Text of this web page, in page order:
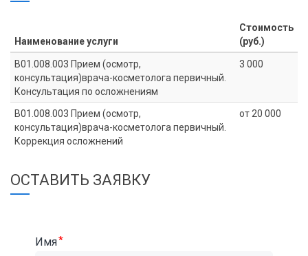
Наименование услуги
Стоимость
(руб.)
В01.008.003 Прием (осмотр,
консультация)врача-косметолога первичный.
Консультация по осложнениям
3 000
В01.008.003 Прием (осмотр,
консультация)врача-косметолога первичный.
Коррекция осложнений
от 20 000
ОСТАВИТЬ ЗАЯВКУ